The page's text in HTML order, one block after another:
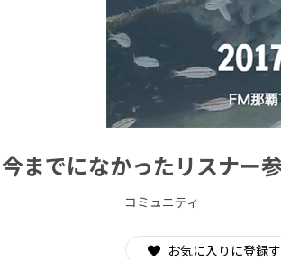
CAMPFIRE
今までになかったリスナー
コミュニティ
お気に入りに登録